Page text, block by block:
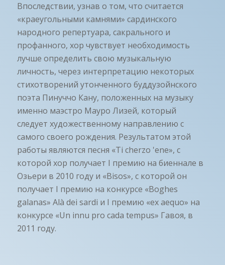
Впоследствии, узнав о том, что считается
«краеугольными камнями» сардинского
народного репертуара, сакрального и
профанного, хор чувствует необходимость
лучше определить свою музыкальную
личность, через интерпретацию некоторых
стихотворений утонченного буддузойнского
поэта Пинуччо Кану, положенных на музыку
именно маэстро Мауро Лизей, который
следует художественному направлению с
самого своего рождения. Результатом этой
работы являются песня «Ti cherzo 'ene», с
которой хор получает I премию на биеннале в
Озьери в 2010 году и «Bisos», с которой он
получает I премию на конкурсе «Boghes
galanas» Alà dei sardi и I премию «ex aequo» на
конкурсе «Un innu pro cada tempus» Гавоя, в
2011 году.